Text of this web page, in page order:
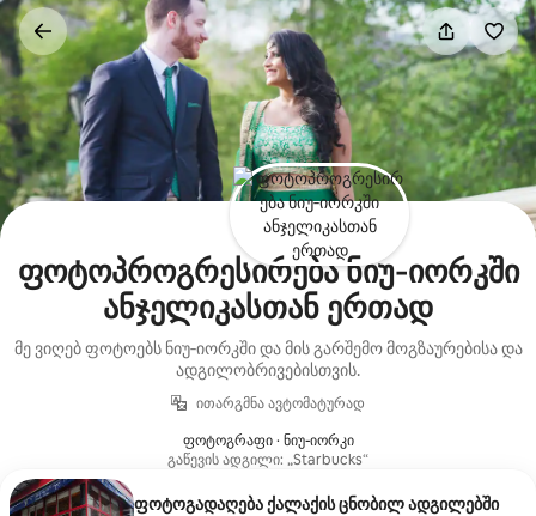
კონტენტზე
გადასვლა
ფოტოპროგრესირება ნიუ‑იორკში
ანჯელიკასთან ერთად
მე ვიღებ ფოტოებს ნიუ‑იორკში და მის გარშემო მოგზაურებისა და
ადგილობრივებისთვის.
ითარგმნა ავტომატურად
ფოტოგრაფი · ნიუ-იორკი
გაწევის ადგილი: „Starbucks“
ფოტოგადაღება ქალაქის ცნობილ ადგილებში